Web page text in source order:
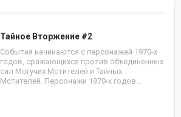
Тайное Вторжение #2
События начинаются с персонажей 1970-х
годов, сражающихся против объединенных
сил Могучих Мстителей и Тайных
Мстителей. Персонажи 1970-х годов...